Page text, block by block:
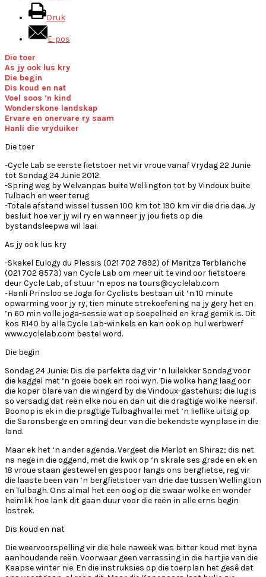
Druk
E-pos
Die toer
As jy ook lus kry
Die begin
Dis koud en nat
Voel soos ’n kind
Wonderskone landskap
Ervare en onervare ry saam
Hanli die vryduiker
Die toer
-Cycle Lab se eerste fietstoer net vir vroue vanaf Vrydag 22 Junie
tot Sondag 24 Junie 2012.
-Spring weg by Welvanpas buite Wellington tot by Vindoux buite
Tulbach en weer terug.
-Totale afstand wissel tussen 100 km tot 190 km vir die drie dae. Jy
besluit hoe ver jy wil ry en wanneer jy jou fiets op die
bystandsleepwa wil laai.
As jy ook lus kry
-Skakel Eulogy du Plessis (021 702 7892) of Maritza Terblanche
(021 702 8573) van Cycle Lab om meer uit te vind oor fietstoere
deur Cycle Lab, of stuur ‘n epos na tours@cyclelab.com
-Hanli Prinsloo se Joga for Cyclists bestaan uit ‘n 10 minute
opwarming voor jy ry, tien minute strekoefening na jy gery het en
’n 60 min volle joga-sessie wat op soepelheid en krag gemik is. Dit
kos R140 by alle Cycle Lab-winkels en kan ook op hul werbwerf
www.cyclelab.com bestel word.
Die begin
Sondag 24 Junie: Dis die perfekte dag vir ‘n luilekker Sondag voor
die kaggel met ‘n goeie boek en rooi wyn. Die wolke hang laag oor
die koper blare van die wingerd by die Vindoux-gastehuis; die lug is
so versadig dat reën elke nou en dan uit die dragtige wolke neersif.
Boonop is ek in die pragtige Tulbaghvallei met ‘n lieflike uitsig op
die Saronsberge en omring deur van die bekendste wynplase in die
land.
Maar ek het ‘n ander agenda. Vergeet die Merlot en Shiraz; dis net
na nege in die oggend, met die kwik op ‘n skrale ses grade en ek en
18 vroue staan gestewel en gespoor langs ons bergfietse, reg vir
die laaste been van ‘n bergfietstoer van drie dae tussen Wellington
en Tulbagh. Ons almal het een oog op die swaar wolke en wonder
heimlik hoe lank dit gaan duur voor die reën in alle erns begin
lostrek.
Dis koud en nat
Die weervoorspelling vir die hele naweek was bitter koud met byna
aanhoudende reën. Voorwaar geen verrassing in die hartjie van die
Kaapse winter nie. En die instruksies op die toerplan het gesê dat